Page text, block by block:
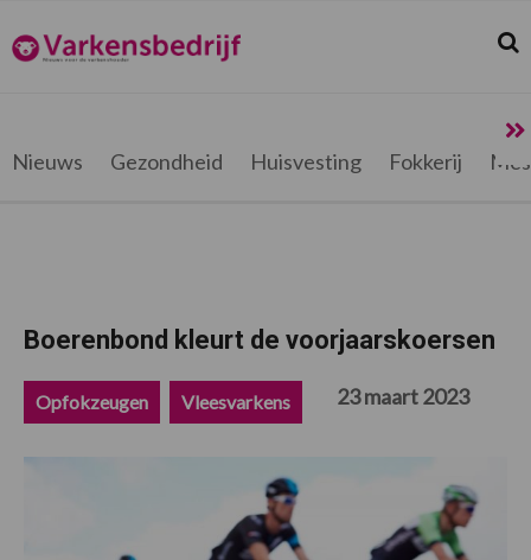
de
hoofdnavigatie
de
hoofd
de
eerste
de
voettekst
Varkensbedrijf.be
Nieuws Gezondheid Huisvesting Fokkerij
Boerenbond kleurt de voorjaarskoersen
Opfokzeugen Vleesvarkens 23 maart 2023